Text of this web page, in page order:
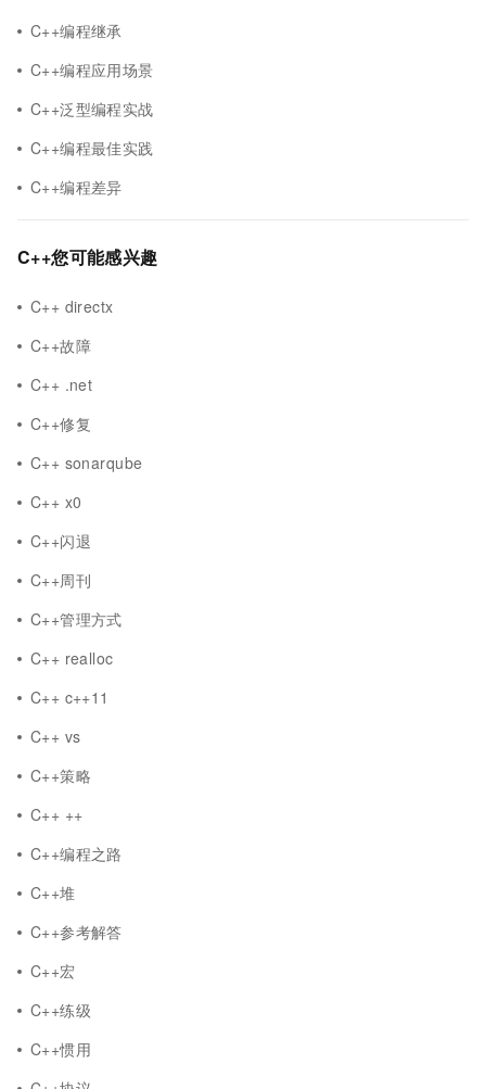
C++编程继承
C++编程应用场景
C++泛型编程实战
C++编程最佳实践
C++编程差异
C++您可能感兴趣
C++ directx
C++故障
C++ .net
C++修复
C++ sonarqube
C++ x0
C++闪退
C++周刊
C++管理方式
C++ realloc
C++ c++11
C++ vs
C++策略
C++ ++
C++编程之路
C++堆
C++参考解答
C++宏
C++练级
C++惯用